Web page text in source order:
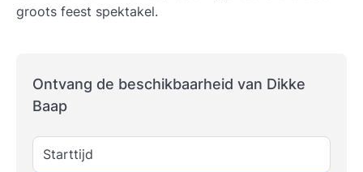
groots feest spektakel.
Ontvang de beschikbaarheid van Dikke
Baap
Starttijd